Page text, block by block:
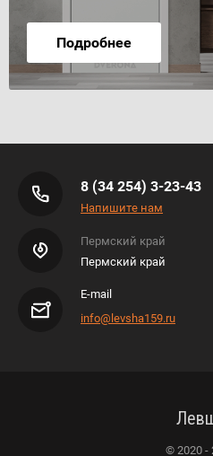
Подробнее
8 (34 254) 3-23-43
Напишите нам
Пермский край
Пермский край
E-mail
info@levsha159.ru
© 2020 -